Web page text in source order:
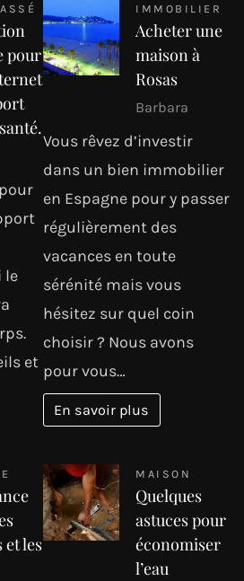
pour
le
et
IMMOBILIER
Acheter une
maison à
Rosas
Barbara
Vous rêvez d’investir
dans un bien immobilier
en Espagne pour y passer
régulièrement des
vacances en toute
sérénité mais vous
hésitez sur quel coin
choisir ? Nous avons
pour vous…
En savoir plus
et les
MAISON
Quelques
astuces pour
économiser
l’eau